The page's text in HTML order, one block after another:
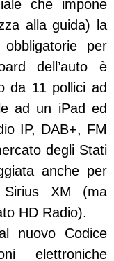
che impone
alla guida) la
per
dell’auto è
da 11 pollici ad
ad un iPad ed
IP, DAB+, FM
degli Stati
anche per
XM (ma
HD Radio).
nuovo Codice
elettroniche